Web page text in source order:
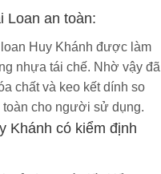
chiếc kệ trang trí ở
của bạn.
Loan an toàn:
Huy Khánh được làm
nhựa tái chế. Nhờ vậy đã
chất và keo kết dính so
cho người sử dụng.
Khánh có kiểm định